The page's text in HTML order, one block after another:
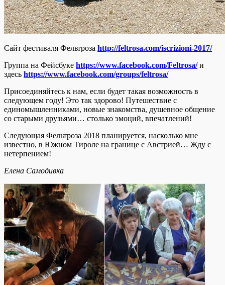
Сайт фестиваля Фельтроза http://feltrosa.com/iscrizioni-2017/
Группа на Фейсбуке https://www.facebook.com/Feltrosa/ и
здесь https://www.facebook.com/groups/feltrosa/
Присоединяйтесь к нам, если будет такая возможность в
следующем году! Это так здорово! Путешествие с
единомышленниками, новые знакомства, душевное общение
со старыми друзьями… столько эмоций, впечатлений!
Следующая Фельтроза 2018 планируется, насколько мне
известно, в Южном Тироле на границе с Австрией… Жду с
нетерпением!
Елена Самодивка